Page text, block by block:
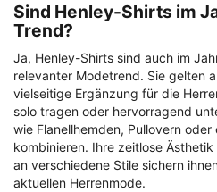
Sind Henley-Shirts im
Trend?
Ja, Henley-Shirts sind auch im
relevanter Modetrend. Sie gelten
vielseitige Ergänzung für die
solo tragen oder hervorragend
wie Flanellhemden, Pullovern
kombinieren. Ihre zeitlose
an verschiedene Stile sichern
aktuellen Herrenmode.